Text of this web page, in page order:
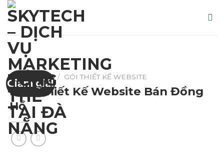
Skip
to
content
Giảm giá!
TRANG CHỦ / GÓI THIẾT KẾ WEBSITE
Mẫu Thiết Kế Website Bán Đồng
Hồ